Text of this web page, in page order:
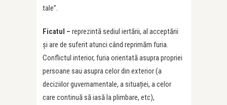
tale”.
Ficatul – reprezintă sediul iertării, al acceptării
și are de suferit atunci când reprimăm furia.
Conflictul interior, furia orientată asupra propriei
persoane sau asupra celor din exterior (a
deciziilor guvernamentale, a situației, a celor
care continuă să iasă la plimbare, etc),